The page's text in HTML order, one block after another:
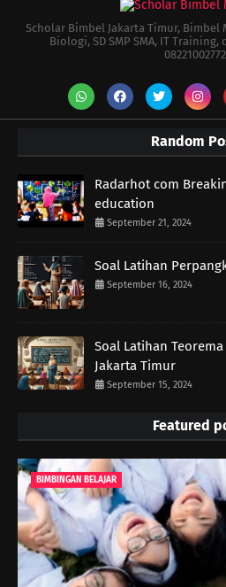
Scholar Bimbel Jakarta Timur, Bimbel
Biologi, SD SMP SMA, IT
Random
Radarhot com
education
September 21, 2024
Soal Latihan
September 16, 2024
Soal Latihan
Jakarta Timur
September 15, 2024
Featured
BIMBINGAN BELAJAR